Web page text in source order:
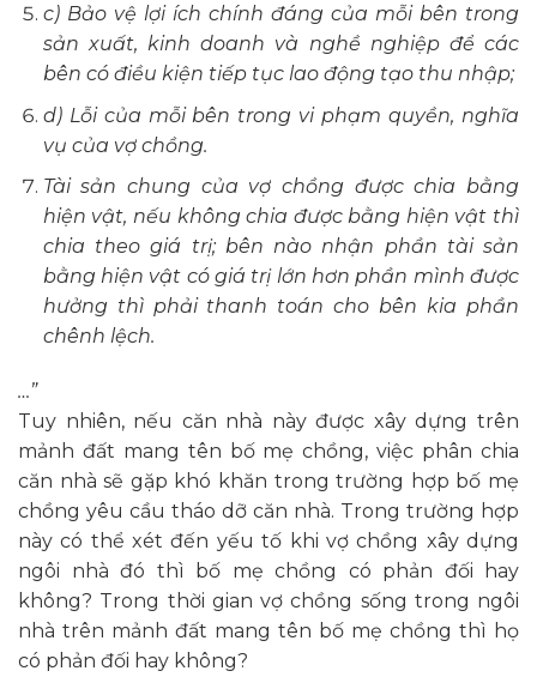
c) Bảo vệ lợi ích chính đáng của mỗi bên trong
sản xuất, kinh doanh và nghề nghiệp để các
bên có điều kiện tiếp tục lao động tạo thu nhập;
d) Lỗi của mỗi bên trong vi phạm quyền, nghĩa
vụ của vợ chồng.
Tài sản chung của vợ chồng được chia bằng
hiện vật, nếu không chia được bằng hiện vật thì
chia theo giá trị; bên nào nhận phần tài sản
bằng hiện vật có giá trị lớn hơn phần mình được
hưởng thì phải thanh toán cho bên kia phần
chênh lệch.
…”
Tuy nhiên, nếu căn nhà này được xây dựng trên
mảnh đất mang tên bố mẹ chồng, việc phân chia
căn nhà sẽ gặp khó khăn trong trường hợp bố mẹ
chồng yêu cầu tháo dỡ căn nhà. Trong trường hợp
này có thể xét đến yếu tố khi vợ chồng xây dựng
ngôi nhà đó thì bố mẹ chồng có phản đối hay
không? Trong thời gian vợ chồng sống trong ngôi
nhà trên mảnh đất mang tên bố mẹ chồng thì họ
có phản đối hay không?